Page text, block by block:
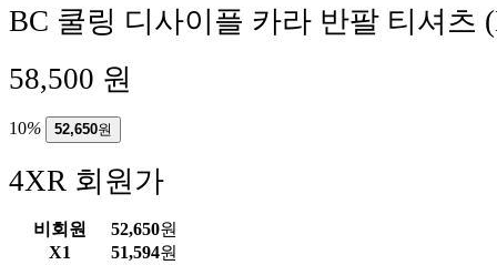
BC 쿨링 디사이플 카라 반팔 티셔츠
58,500 원
10% 52,650원
4XR 회원가
비회원 52,650원
X1
51,594원